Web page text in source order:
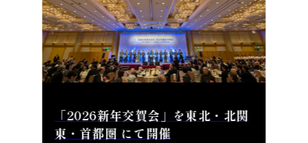
「2026新年交賀会」を東北・北関
東・首都圏 にて開催